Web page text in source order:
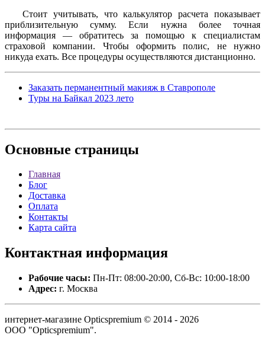
Стоит учитывать, что калькулятор расчета показывает
приблизительную сумму. Если нужна более точная
информация — обратитесь за помощью к специалистам
страховой компании. Чтобы оформить полис, не нужно
никуда ехать. Все процедуры осуществляются дистанционно.
Заказать перманентный макияж в Ставрополе
Туры на Байкал 2023 лето
Основные страницы
Главная
Блог
Доставка
Оплата
Контакты
Карта сайта
Контактная информация
Рабочие часы: Пн-Пт: 08:00-20:00, Сб-Вс: 10:00-18:00
Адрес: г. Москва
интернет-магазине Opticspremium © 2014 - 2026
ООО "Opticspremium".